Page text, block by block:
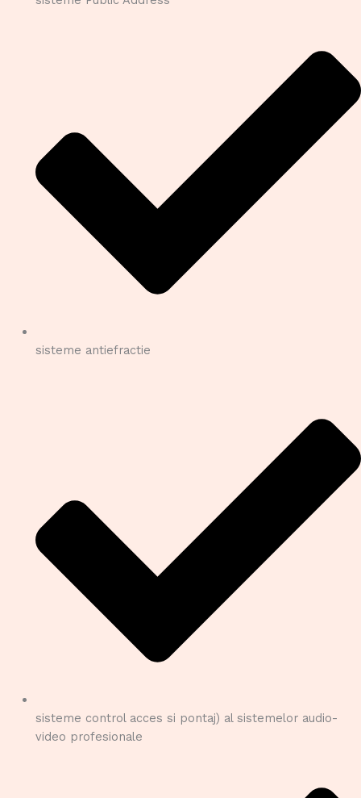
sisteme antiefractie
sisteme control acces si pontaj) al sistemelor audio-
video profesionale